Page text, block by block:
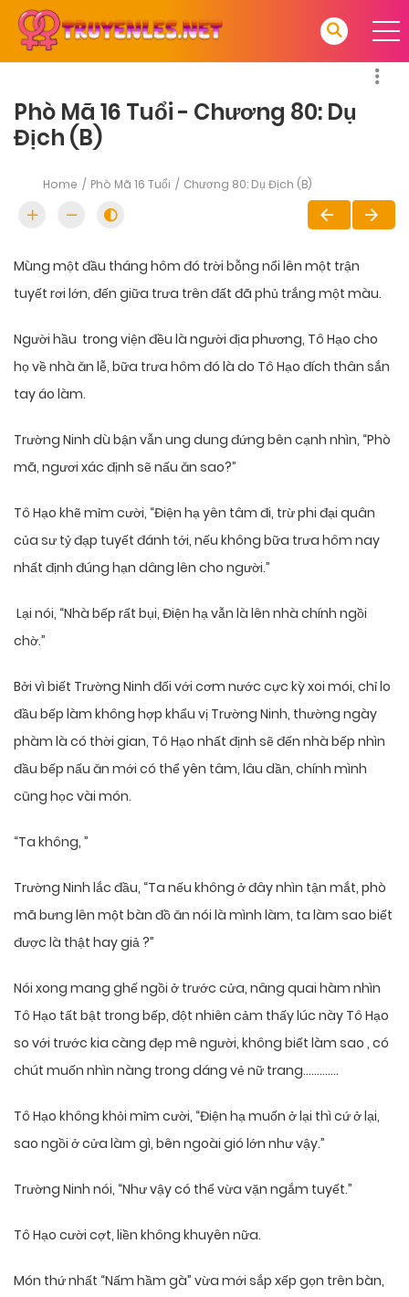
Phò Mã 16 Tuổi - Chương 80: Dụ
Địch (B)
Home Phò Mã 16 Tuổi Chương 80: Dụ Địch (B)
Mùng một đầu tháng hôm đó trời bỗng nổi lên một trận
tuyết rơi lớn, đến giữa trưa trên đất đã phủ trắng một màu.
Người hầu trong viện đều là người địa phương, Tô Hạo cho
họ về nhà ăn lễ, bữa trưa hôm đó là do Tô Hạo đích thân sắn
tay áo làm.
Trường Ninh dù bận vẫn ung dung đứng bên cạnh nhìn, “Phò
mã, ngươi xác định sẽ nấu ăn sao?”
Tô Hạo khẽ mỉm cười, “Điện hạ yên tâm đi, trừ phi đại quân
của sư tỷ đạp tuyết đánh tới, nếu không bữa trưa hôm nay
nhất định đúng hạn dâng lên cho người.”
Lại nói, “Nhà bếp rất bụi, Điện hạ vẫn là lên nhà chính ngồi
chờ.”
Bởi vì biết Trường Ninh đối với cơm nước cực kỳ xoi mói, chỉ lo
đầu bếp làm không hợp khẩu vị Trường Ninh, thường ngày
phàm là có thời gian, Tô Hạo nhất định sẽ đến nhà bếp nhìn
đầu bếp nấu ăn mới có thể yên tâm, lâu dần, chính mình
cũng học vài món.
“Ta không, ”
Trường Ninh lắc đầu, “Ta nếu không ở đây nhìn tận mắt, phò
mã bưng lên một bàn đồ ăn nói là mình làm, ta làm sao biết
được là thật hay giả ?”
Nói xong mang ghế ngồi ở trước cửa, nâng quai hàm nhìn
Tô Hạo tất bật trong bếp, đột nhiên cảm thấy lúc này Tô Hạo
so với trước kia càng đẹp mê người, không biết làm sao , có
chút muốn nhìn nàng trong dáng vẻ nữ trang………….
Tô Hạo không khỏi mỉm cười, “Điện hạ muốn ở lại thì cứ ở lại,
sao ngồi ở cửa làm gì, bên ngoài gió lớn như vậy.”
Trường Ninh nói, “Như vậy có thể vừa vặn ngắm tuyết.”
Tô Hạo cười cợt, liền không khuyên nữa.
Món thứ nhất “Nấm hầm gà” vừa mới sắp xếp gọn trên bàn,